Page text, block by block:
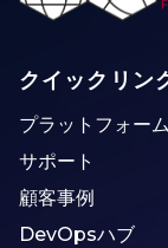
クイックリン
プラットフォーム
サポート
顧客事例
DevOpsハブ